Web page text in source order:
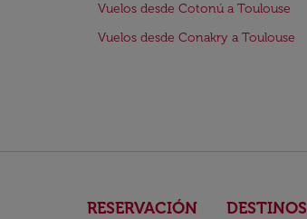
Vuelos desde Cotonú a Toulouse
Vuelos desde Conakry a Toulouse
RESERVACIÓN DESTINOS